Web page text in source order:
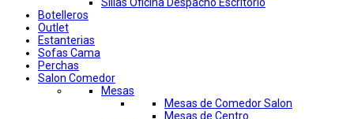
Sillas Oficina Despacho Escritorio
Botelleros
Outlet
Estanterias
Sofas Cama
Perchas
Salon Comedor
Mesas
Mesas de Comedor Salon
Mesas de Centro